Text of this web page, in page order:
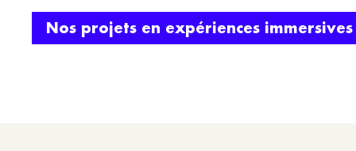
Nos projets en expériences immersives